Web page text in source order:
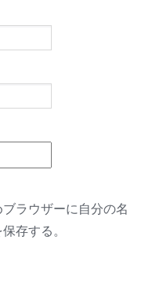
ラウザーに自分の名
存する。